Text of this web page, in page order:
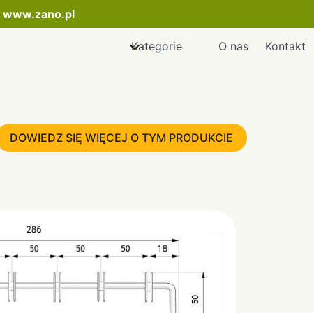
www.zano.pl
Kategorie O nas Kontakt
DOWIEDZ SIĘ WIĘCEJ O TYM PRODUKCIE